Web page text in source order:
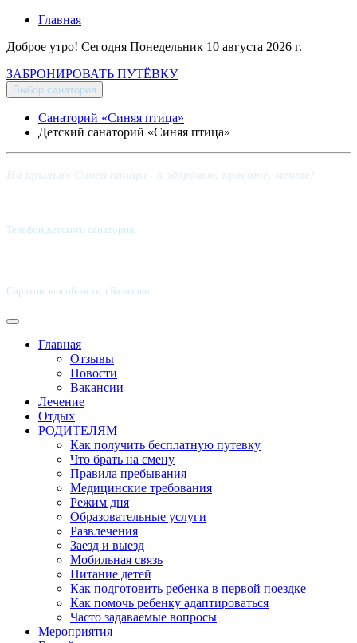
Главная
Доброе утро! Сегодня Понедельник 10 августа 2026 г.
ЗАБРОНИРОВАТЬ ПУТЁВКУ
Выбор санатория
Санаторий «Синяя птица»
Детский санаторий «Синяя птица»
Телефон детского санатория:
Саратовская область, г.Балаково
Главная
Отзывы
Новости
Вакансии
Лечение
Отдых
РОДИТЕЛЯМ
Как получить бесплатную путевку
Что брать на смену
Правила пребывания
Медицинские требования
Режим дня
Образовательные услуги
Развлечения
Заезд и выезд
Мобильная связь
Питание детей
Как подготовить ребенка в первой поездке
Как помочь ребенку адаптироваться
Часто задаваемые вопросы
Мероприятия